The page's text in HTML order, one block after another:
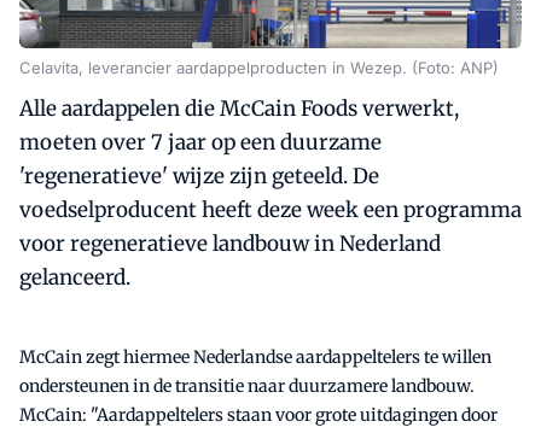
Celavita, leverancier aardappelproducten in Wezep. (Foto: ANP)
Alle aardappelen die McCain Foods verwerkt,
moeten over 7 jaar op een duurzame
'regeneratieve' wijze zijn geteeld. De
voedselproducent heeft deze week een programma
voor regeneratieve landbouw in Nederland
gelanceerd.
McCain zegt hiermee Nederlandse aardappeltelers te willen
ondersteunen in de transitie naar duurzamere landbouw.
McCain: "Aardappeltelers staan voor grote uitdagingen door